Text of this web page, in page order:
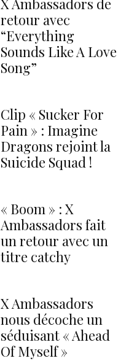
X Ambassadors de
retour avec
“Everything
Sounds Like A Love
Song”
Clip « Sucker For
Pain » : Imagine
Dragons rejoint la
Suicide Squad !
« Boom » : X
Ambassadors fait
un retour avec un
titre catchy
X Ambassadors
nous décoche un
séduisant « Ahead
Of Myself »